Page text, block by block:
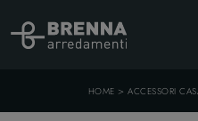
HOME >ACCESSORI